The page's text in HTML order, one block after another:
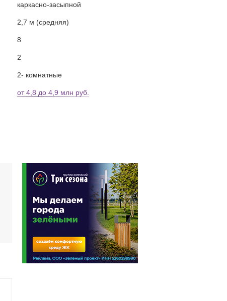
каркасно-засыпной
2,7 м (средняя)
8
2
2- комнатные
от 4,8 до 4,9 млн руб.